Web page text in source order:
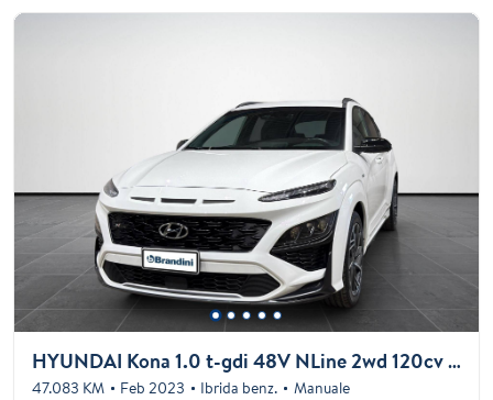
HYUNDAI Kona 1.0 t-gdi 48V NLine 2wd 120cv imt
47.083 KM Feb 2023 Ibrida benz. Manuale